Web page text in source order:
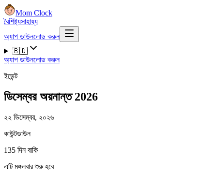
Mom Clock
বৈশিষ্ট্যসাহায্য
অ্যাপ ডাউনলোড করুন
🇧🇩
অ্যাপ ডাউনলোড করুন
ইভেন্ট
ডিসেম্বর অয়নান্ত 2026
২২ ডিসেম্বর, ২০২৬
কাউন্টডাউন
135 দিন বাকি
এটি মঙ্গলবার শুরু হবে